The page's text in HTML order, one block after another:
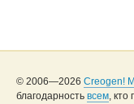
© 2006—2026 Creogen!
благодарность всем, кто